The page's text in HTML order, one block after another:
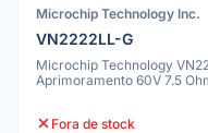
Microchip Technology Inc.
VN2222LL-G
Microchip Technology
Aprimoramento 60V 7.5
Fora de stock